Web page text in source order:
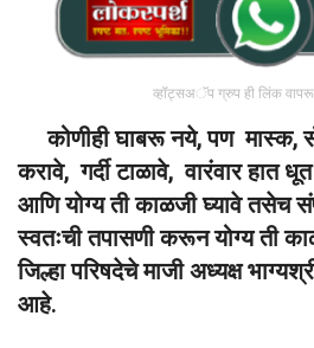
व्हॉट्सअॅप ग्रुप ही लिंक
कोणीही घाबरू नये,पण मास्क,
करावे,गर्दी टाळावे,वारंवार हात धूत
आणि योग्य ती काळजी घ्यावे तसेच
स्वतःची तपासणी करून योग्य ती
जिल्हा परिषदेचे माजी अध्यक्ष
आहे.